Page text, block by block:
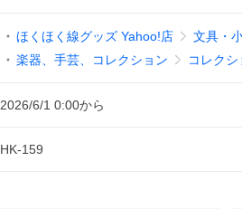
ほくほく線グッズ Yahoo!店
文具・
楽器、手芸、コレクション
コレク
2026/6/1 0:00から
HK-159